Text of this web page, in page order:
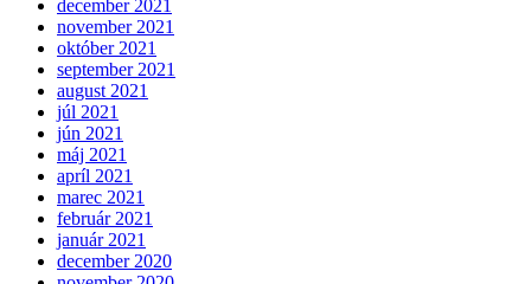
december 2021
november 2021
október 2021
september 2021
august 2021
júl 2021
jún 2021
máj 2021
apríl 2021
marec 2021
február 2021
január 2021
december 2020